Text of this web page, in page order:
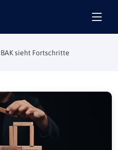
sieht Fortschritte